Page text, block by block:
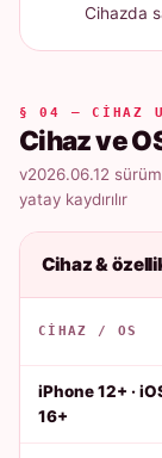
Cihazda
§ 04 — CIHAZ
Cihaz ve
v2026.06.12
yatay kaydırılır
Cihaz &
CIHAZ / OS
iPhone 12+ ·
16+